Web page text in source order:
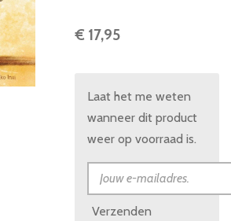
€ 17,95
Laat het me weten
wanneer dit product
weer op voorraad is.
Verzenden